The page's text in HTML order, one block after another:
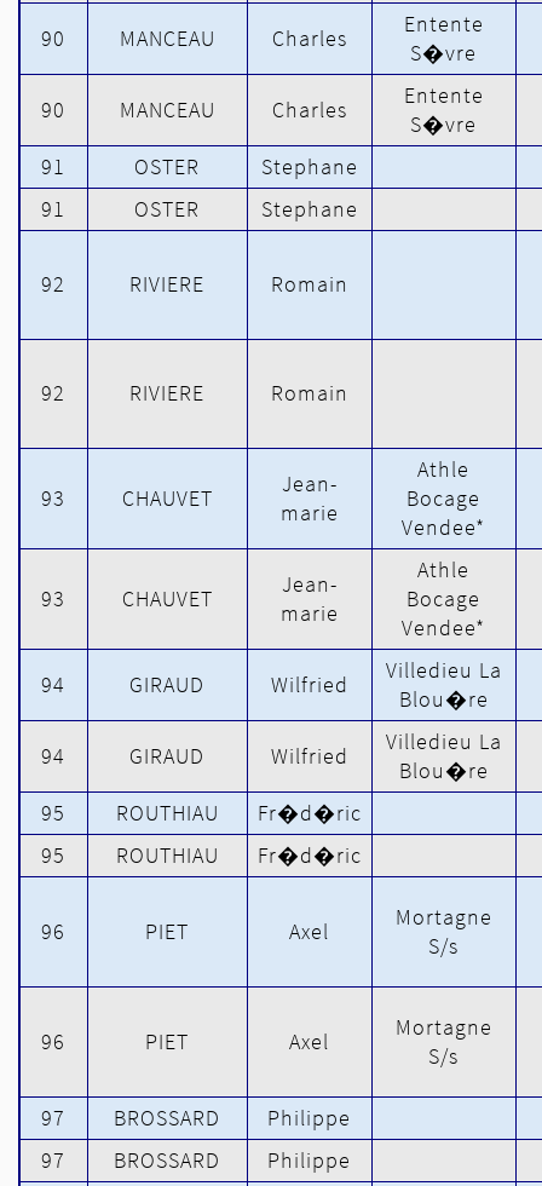
90 MANCEAU Charles
Entente
S�vre
90 MANCEAU Charles
Entente
S�vre
91
OSTER
Stephane
91
OSTER Stephane
92 RIVIERE Romain
92 RIVIERE Romain
93 CHAUVET
Jean-
marie
Athle
Bocage
Vendee*
93 CHAUVET
Jean-
marie
Athle
Bocage
Vendee*
94 GIRAUD Wilfried
Villedieu La
Blou�re
94 GIRAUD Wilfried
Villedieu La
Blou�re
95
ROUTHIAU
Fr�d�ric
95
ROUTHIAU Fr�d�ric
96 PIET Axel
Mortagne
S/s
96 PIET Axel
Mortagne
S/s
97 BROSSARD
Philippe
97
BROSSARD Philippe